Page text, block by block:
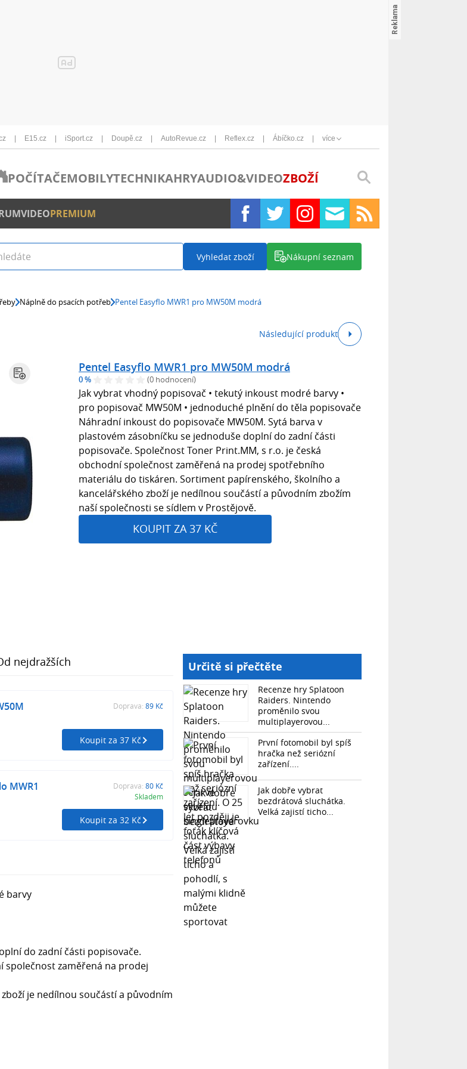
E15.cz iSport.cz Doupě.cz AutoRevue.cz Reflex.cz Ábíčko.cz více
POČÍTAČEMOBILYTECHNIKAHRYAUDIO&VIDEOZBOŽÍ
VIDEOPREMIUM
Vyhledat zboží Nákupní seznam
Náplně do psacích potřeb Pentel Easyflo MWR1 pro MW50M modrá
Následující produkt
Pentel Easyflo MWR1 pro MW50M modrá
0 % (0 hodnocení)
Jak vybrat vhodný popisovač • tekutý inkoust modré barvy •
pro popisovač MW50M • jednoduché plnění do těla popisovače
Náhradní inkoust do popisovače MW50M. Sytá barva v
plastovém zásobníčku se jednoduše doplní do zadní části
popisovače. Společnost Toner Print.MM, s r.o. je česká
obchodní společnost zaměřená na prodej spotřebního
materiálu do tiskáren. Sortiment papírenského, školního a
kancelářského zboží je nedílnou součástí a původním zbožím
naší společnosti se sídlem v Prostějově.
KOUPIT ZA 37 KČ
nejdražších
Doprava: 89 Kč
Koupit za 37 Kč
MWR1
Doprava: 80 Kč
Skladem
Koupit za 32 Kč
barvy
do zadní části popisovače.
společnost zaměřená na prodej
je nedílnou součástí a původním
Určitě si přečtěte
Recenze hry Splatoon
Raiders. Nintendo
proměnilo svou
multiplayerovou...
První fotomobil byl spíš
hračka než seriózní
zařízení....
Jak dobře vybrat
bezdrátová sluchátka.
Velká zajistí ticho...